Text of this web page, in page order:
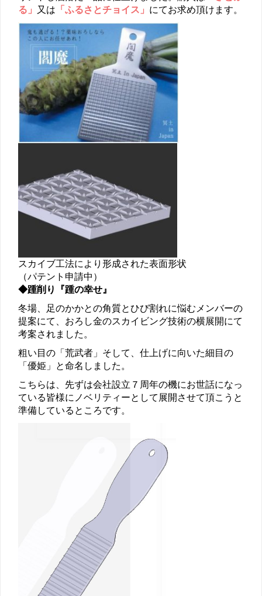
る」 又は 「ふるさとチョイス」 にてお求め頂けます。
スカイブ工法により形成された表面形状
（パテント申請中）
◆踵削り『踵の幸せ』
冬場、足のかかとの角質とひび割れに悩むメンバーの
提案にて、おろし金のスカイビング技術の横展開にて
考案されました。
粗い目の「荒武者」そして、仕上げに向いた細目の
「優姫」と命名しました。
こちらは、先ずは会社設立７周年の機にお世話になっ
ている皆様にノベリティーとして展開させて頂こうと
準備しているところです。